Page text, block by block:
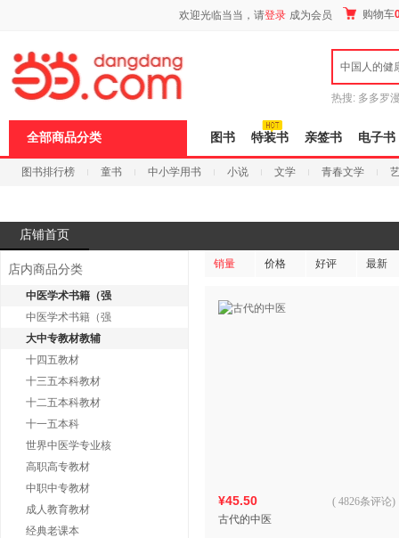
欢迎光临当当，请登录 成为会员 购物车
中国人的健
热搜: 多多罗
全部商品分类 图书 特装书 亲签书 电子书
图书排行榜 童书 中小学用书 小说 文学 青春文学
店铺首页
店内商品分类
中医学术书籍（强
中医学术书籍（强
大中专教材教辅
十四五教材
十三五本科教材
十二五本科教材
十一五本科
世界中医学专业核
高职高专教材
中职中专教材
成人教育教材
经典老课本
销量 价格 好评 最新
¥45.50
古代的中医
( 4826条评论)
页
浪
键
打